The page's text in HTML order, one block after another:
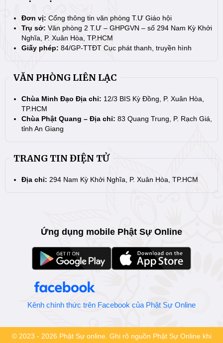
Đơn vị: Cổng thông tin văn phòng T.Ư Giáo hội
Trụ sở: Văn phòng 2 T.Ư – GHPGVN – số 294 Nam Kỳ Khởi
Nghĩa, P. Xuân Hòa, TP.HCM
Giấy phép: 84/GP-TTĐT Cục phát thanh, truyền hình
VĂN PHÒNG LIÊN LẠC
Chùa Minh Đạo Địa chỉ: 12/3 BIS Kỳ Đồng, P. Xuân Hòa,
TP.HCM
Chùa Phật Quang – Địa chỉ: 83 Quang Trung, P. Rạch Giá,
tỉnh An Giang
TRANG TIN ĐIỆN TỬ
Địa chỉ: 294 Nam Kỳ Khởi Nghĩa, P. Xuân Hòa, TP.HCM
Ứng dụng mobile Phật Sự Online
Kênh chính thức trên Facebook của Phật Sự Online
© 2023 - 2026 Phật Sự online. Ghi rõ nguồn Phật Sự Online khi